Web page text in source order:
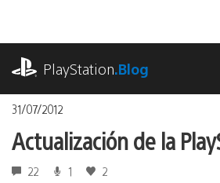
contenido
PlayStation.Blog
31/07/2012
Actualización de la
22 1 2